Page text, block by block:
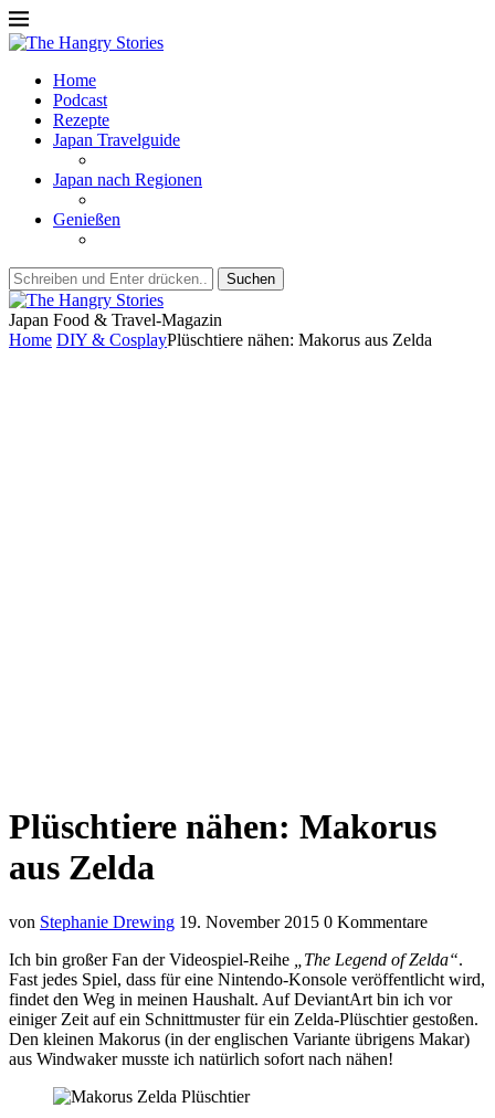
Home
Podcast
Rezepte
Japan Travelguide
Japan nach Regionen
Genießen
Suchen
Japan Food & Travel-Magazin
Home DIY & CosplayPlüschtiere nähen: Makorus aus Zelda
Plüschtiere nähen: Makorus
aus Zelda
von Stephanie Drewing 19. November 2015 0 Kommentare
Ich bin großer Fan der Videospiel-Reihe
„The Legend of Zelda“.
Fast jedes Spiel, dass für eine Nintendo-Konsole veröffentlicht wird,
findet den Weg in meinen Haushalt. Auf DeviantArt bin ich vor
einiger Zeit auf ein Schnittmuster für ein Zelda-Plüschtier gestoßen.
Den kleinen Makorus (in der englischen Variante übrigens Makar)
aus Windwaker musste ich natürlich sofort nach nähen!